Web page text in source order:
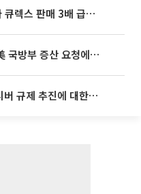
대신證 “알테오젠, 키트루다 큐렉스 판매 3배 급증…목표가 41만원 상향”
[특징주] “탄약 부족하다“ 美 국방부 증산 요청에⋯국내 방산주 급등세
[특징주] 美 중국산 광트랜시버 규제 추진에 대한광통신 등 광통신株 강세